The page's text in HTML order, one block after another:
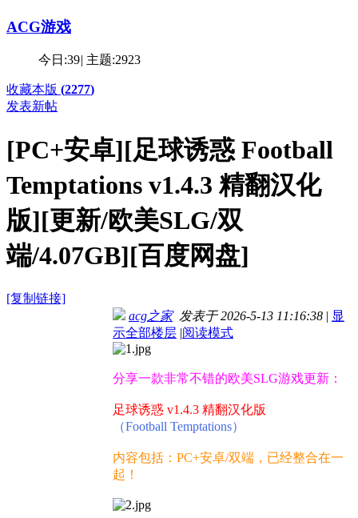
ACG游戏
今日:39| 主题:2923
收藏本版 (2277)
发表新帖
[PC+安卓][足球诱惑 Football
Temptations v1.4.3 精翻汉化
版][更新/欧美SLG/双
端/4.07GB][百度网盘]
[复制链接]
acg之家发表于 2026-5-13 11:16:38 | 显
示全部楼层 |阅读模式
分享一款非常不错的欧美SLG游戏更新：
足球诱惑 v1.4.3 精翻汉化版
（Football Temptations）
内容包括：PC+安卓/双端，已经整合在一
起！